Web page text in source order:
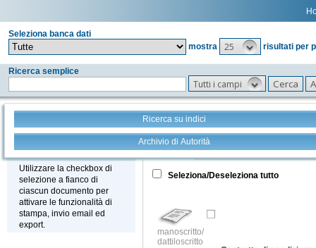
Seleziona banca dati
mostra
25 risultati per
Ricerca semplice
Tutti i campi
Ricerca su indici
Archivio di Autorità
Stampa - Email - Export
Utilizzare la checkbox di
selezione a fianco di
ciascun documento per
attivare le funzionalità di
stampa, invio email ed
export.
Tutto +
Seleziona/Deseleziona tutto
manoscritto/
dattiloscritto